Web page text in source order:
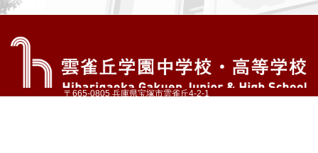
〒665-0805 兵庫県宝塚市雲雀丘4-2-1